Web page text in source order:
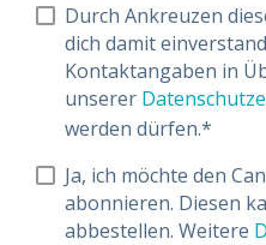
Durch Ankreuzen
dich damit
Kontaktangaben in
unserer
werden dürfen.*
Ja, ich möchte den
abonnieren. Diesen
abbestellen. Weitere